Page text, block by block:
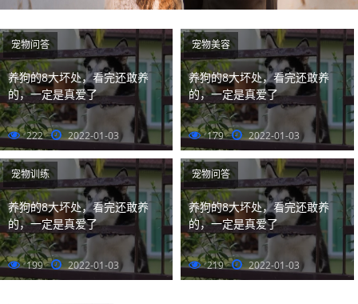
讯。资讯和新闻的区别在于：新闻
是一种资讯。资讯是一种信息，涵
盖的不只是新闻，还可以包括其他
媒介。如亲临专家讲座等等；新闻
的目标受众相对宽泛，没有严格的
受众划分，学语言的人可以去阅读
科技新闻。学技术的也完全可以去
阅读···
宠物问答
养狗的8大坏处，看完还敢养
的，一定是真爱了
222 2022-01-03
宠物美容
养狗的8大坏处，看完还敢养
的，一定是真爱了
179 2022-01-03
宠物训练
养狗的8大坏处，看完还敢养
的，一定是真爱了
199 2022-01-03
宠物问答
养狗的8大坏处，看完还敢养
的，一定是真爱了
219 2022-01-03